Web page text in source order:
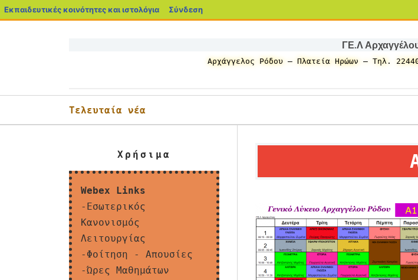
Εκπαιδευτικές κοινότητες και ιστολόγια blogs.sch.gr
Σύνδεση
ΓΕ.Λ
Αρχάγγελος Ρόδου – Πλατεία Ηρώων – Τηλ.
Τελευταία νέα
Χρήσιμα
Webex Links
-Εσωτερικός
Κανονισμός
Λειτουργίας
-Φοίτηση - Απουσίες
-Ώρες Μαθημάτων